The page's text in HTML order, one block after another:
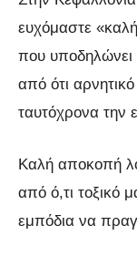
ευχόμαστε
που υποδηλώνει
από ότι
ταυτόχρονα την
Καλή αποκοπή
από ό,τι τοξικό
εμπόδια να